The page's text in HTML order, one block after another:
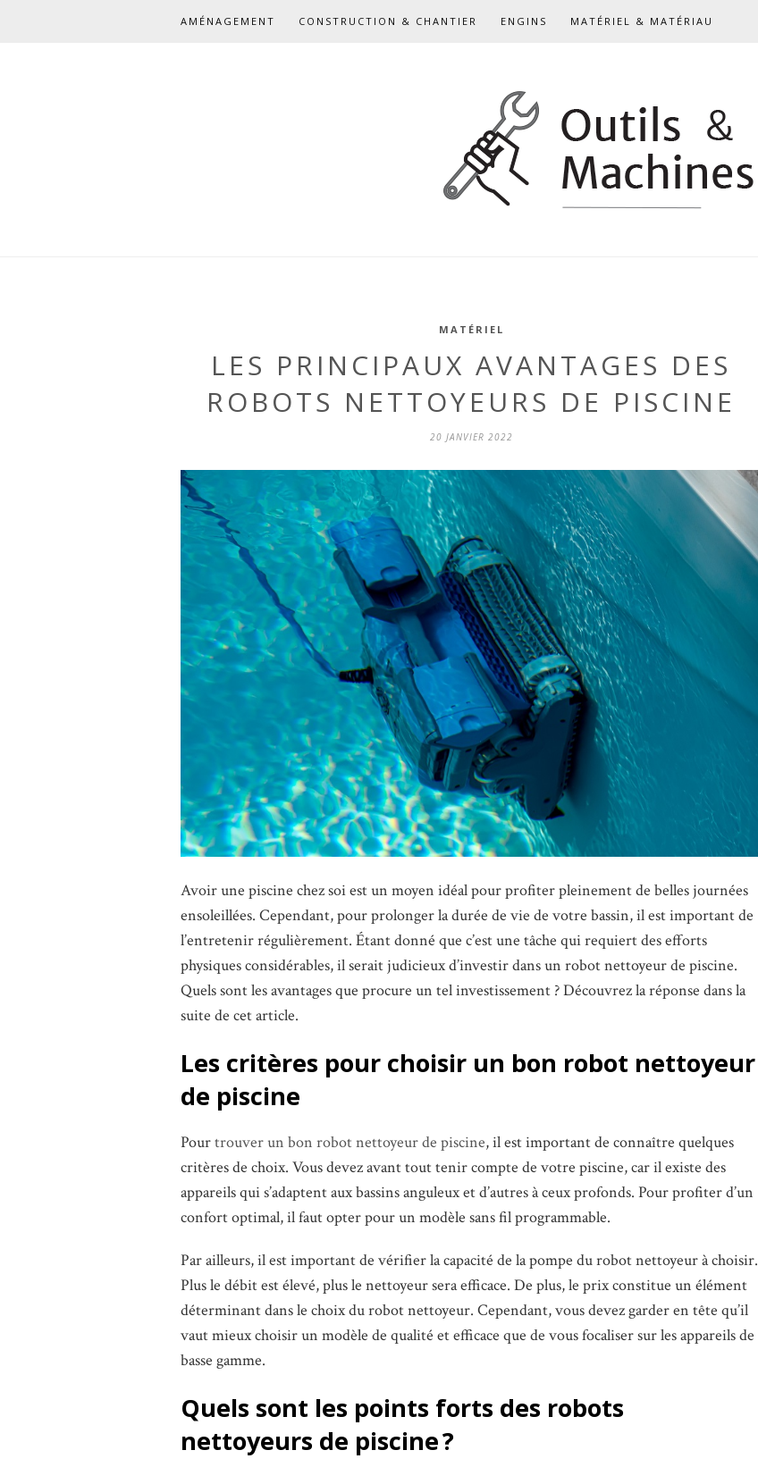
AMÉNAGEMENT CONSTRUCTION & CHANTIER ENGINS MATÉRIEL & MATÉRIAU
MATÉRIEL
LES PRINCIPAUX AVANTAGES DES
ROBOTS NETTOYEURS DE PISCINE
20 JANVIER 2022
Avoir une piscine chez soi est un moyen idéal pour profiter pleinement de belles journées
ensoleillées. Cependant, pour prolonger la durée de vie de votre bassin, il est important de
l’entretenir régulièrement. Étant donné que c’est une tâche qui requiert des efforts
physiques considérables, il serait judicieux d’investir dans un robot nettoyeur de piscine.
Quels sont les avantages que procure un tel investissement ? Découvrez la réponse dans la
suite de cet article.
Les critères pour choisir un bon robot nettoyeur
de piscine
Pourtrouver un bon robot nettoyeur de piscine, il est important de connaître quelques
critères de choix. Vous devez avant tout tenir compte de votre piscine, car il existe des
appareils qui s’adaptent aux bassins anguleux et d’autres à ceux profonds. Pour profiter d’un
confort optimal, il faut opter pour un modèle sans fil programmable.
Par ailleurs, il est important de vérifier la capacité de la pompe du robot nettoyeur à choisir.
Plus le débit est élevé, plus le nettoyeur sera efficace. De plus, le prix constitue un élément
déterminant dans le choix du robot nettoyeur. Cependant, vous devez garder en tête qu’il
vaut mieux choisir un modèle de qualité et efficace que de vous focaliser sur les appareils de
basse gamme.
Quels sont les points forts des robots
nettoyeurs de piscine ?